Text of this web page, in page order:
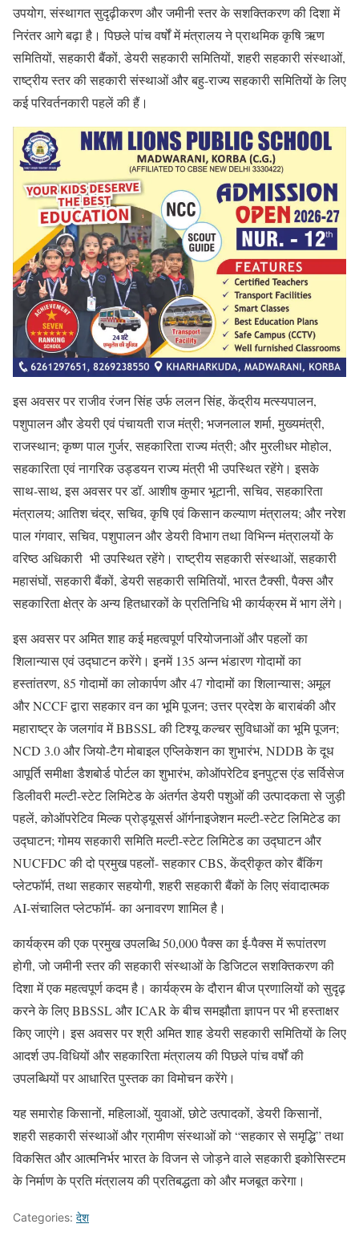
उपयोग, संस्थागत सुदृढ़ीकरण और जमीनी स्तर के सशक्तिकरण की दिशा में
निरंतर आगे बढ़ा है। पिछले पांच वर्षों में मंत्रालय ने प्राथमिक कृषि ऋण
समितियों, सहकारी बैंकों, डेयरी सहकारी समितियों, शहरी सहकारी संस्थाओं,
राष्ट्रीय स्तर की सहकारी संस्थाओं और बहु-राज्य सहकारी समितियों के लिए
कई परिवर्तनकारी पहलें की हैं।
इस अवसर पर राजीव रंजन सिंह उर्फ ललन सिंह, केंद्रीय मत्स्यपालन,
पशुपालन और डेयरी एवं पंचायती राज मंत्री; भजनलाल शर्मा, मुख्यमंत्री,
राजस्थान; कृष्ण पाल गुर्जर, सहकारिता राज्य मंत्री; और मुरलीधर मोहोल,
सहकारिता एवं नागरिक उड्डयन राज्य मंत्री भी उपस्थित रहेंगे। इसके
साथ-साथ, इस अवसर पर डॉ. आशीष कुमार भूटानी, सचिव, सहकारिता
मंत्रालय; आतिश चंद्र, सचिव, कृषि एवं किसान कल्याण मंत्रालय; और नरेश
पाल गंगवार, सचिव, पशुपालन और डेयरी विभाग तथा विभिन्न मंत्रालयों के
वरिष्ठ अधिकारी भी उपस्थित रहेंगे। राष्ट्रीय सहकारी संस्थाओं, सहकारी
महासंघों, सहकारी बैंकों, डेयरी सहकारी समितियों, भारत टैक्सी, पैक्स और
सहकारिता क्षेत्र के अन्य हितधारकों के प्रतिनिधि भी कार्यक्रम में भाग लेंगे।
इस अवसर पर अमित शाह कई महत्वपूर्ण परियोजनाओं और पहलों का
शिलान्यास एवं उद्घाटन करेंगे। इनमें 135 अन्न भंडारण गोदामों का
हस्तांतरण, 85 गोदामों का लोकार्पण और 47 गोदामों का शिलान्यास; अमूल
और NCCF द्वारा सहकार वन का भूमि पूजन; उत्तर प्रदेश के बाराबंकी और
महाराष्ट्र के जलगांव में BBSSL की टिश्यू कल्चर सुविधाओं का भूमि पूजन;
NCD 3.0 और जियो-टैग मोबाइल एप्लिकेशन का शुभारंभ, NDDB के दूध
आपूर्ति समीक्षा डैशबोर्ड पोर्टल का शुभारंभ, कोऑपरेटिव इनपुट्स एंड सर्विसेज
डिलीवरी मल्टी-स्टेट लिमिटेड के अंतर्गत डेयरी पशुओं की उत्पादकता से जुड़ी
पहलें, कोऑपरेटिव मिल्क प्रोड्यूसर्स ऑर्गनाइजेशन मल्टी-स्टेट लिमिटेड का
उद्घाटन; गोमय सहकारी समिति मल्टी-स्टेट लिमिटेड का उद्घाटन और
NUCFDC की दो प्रमुख पहलों- सहकार CBS, केंद्रीकृत कोर बैंकिंग
प्लेटफॉर्म, तथा सहकार सहयोगी, शहरी सहकारी बैंकों के लिए संवादात्मक
AI-संचालित प्लेटफॉर्म- का अनावरण शामिल है।
कार्यक्रम की एक प्रमुख उपलब्धि 50,000 पैक्स का ई-पैक्स में रूपांतरण
होगी, जो जमीनी स्तर की सहकारी संस्थाओं के डिजिटल सशक्तिकरण की
दिशा में एक महत्वपूर्ण कदम है। कार्यक्रम के दौरान बीज प्रणालियों को सुदृढ़
करने के लिए BBSSL और ICAR के बीच समझौता ज्ञापन पर भी हस्ताक्षर
किए जाएंगे। इस अवसर पर श्री अमित शाह डेयरी सहकारी समितियों के लिए
आदर्श उप-विधियों और सहकारिता मंत्रालय की पिछले पांच वर्षों की
उपलब्धियों पर आधारित पुस्तक का विमोचन करेंगे।
यह समारोह किसानों, महिलाओं, युवाओं, छोटे उत्पादकों, डेयरी किसानों,
शहरी सहकारी संस्थाओं और ग्रामीण संस्थाओं को “सहकार से समृद्धि” तथा
विकसित और आत्मनिर्भर भारत के विजन से जोड़ने वाले सहकारी इकोसिस्टम
के निर्माण के प्रति मंत्रालय की प्रतिबद्धता को और मजबूत करेगा।
Categories: देश